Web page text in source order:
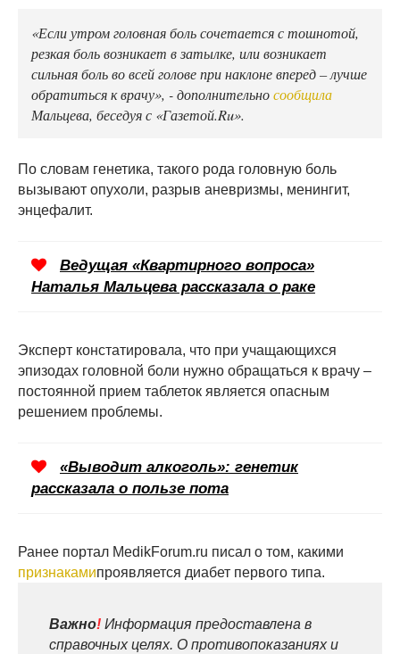
«Если утром головная боль сочетается с тошнотой,
резкая боль возникает в затылке, или возникает
сильная боль во всей голове при наклоне вперед – лучше
обратиться к врачу», - дополнительносообщила
Мальцева, беседуя с «Газетой.Ru».
По словам генетика, такого рода головную боль
вызывают опухоли, разрыв аневризмы, менингит,
энцефалит.
Ведущая «Квартирного вопроса»
Наталья Мальцева рассказала о раке
Эксперт констатировала, что при учащающихся
эпизодах головной боли нужно обращаться к врачу –
постоянной прием таблеток является опасным
решением проблемы.
«Выводит алкоголь»: генетик
рассказала о пользе пота
Ранее портал MedikForum.ru писал о том, какими
признакамипроявляется диабет первого типа.
Важно! Информация предоставлена в
справочных целях. О противопоказаниях и